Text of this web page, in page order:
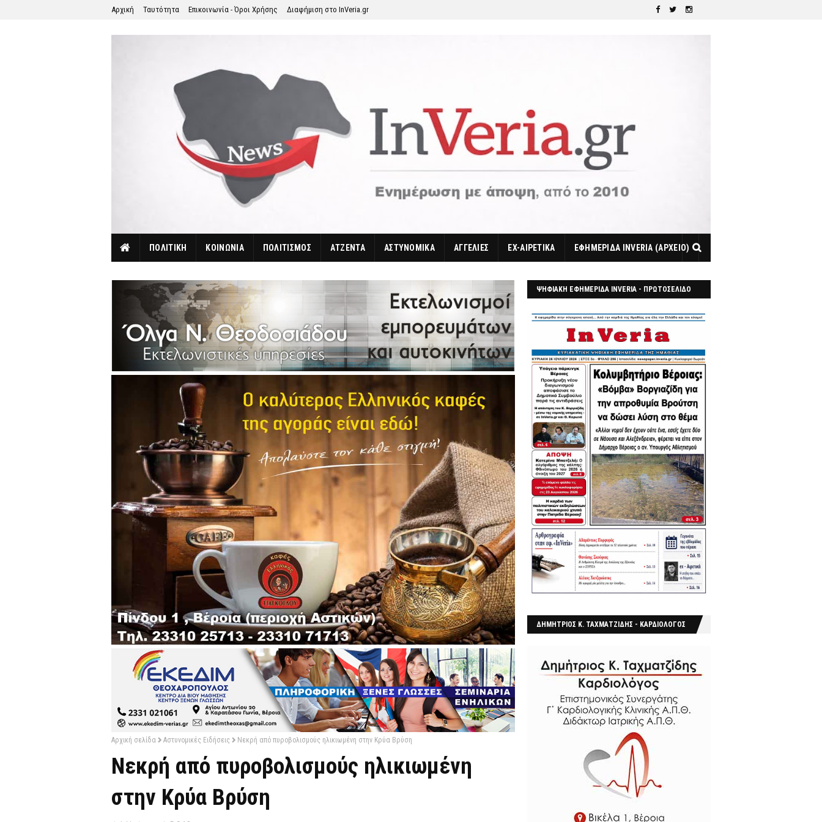
Αρχική Ταυτότητα Επικοινωνία - Όροι Χρήσης Διαφήμιση στο InVeria.gr
ΠΟΛΙΤΙΚΗ ΚΟΙΝΩΝΙΑ ΠΟΛΙΤΙΣΜΟΣ ΑΤΖΕΝΤΑ ΑΣΤΥΝΟΜΙΚΑ ΑΓΓΕΛΙΕΣ EX-ΑΙΡΕΤΙΚΑ ΕΦΗΜΕΡΙΔΑ INVERIA (ΑΡΧΕΙΟ)
Αρχική σελίδα Αστυνομικές Ειδήσεις Νεκρή από πυροβολισμούς ηλικιωμένη στην Κρύα Βρύση
Νεκρή από πυροβολισμούς ηλικιωμένη
στην Κρύα Βρύση
ΨΗΦΙΑΚΗ ΕΦΗΜΕΡΙΔΑ INVERIA - ΠΡΩΤΟΣΕΛΙΔΟ
ΔΗΜΗΤΡΙΟΣ Κ. ΤΑΧΜΑΤΖΙΔΗΣ - ΚΑΡΔΙΟΛΟΓΟΣ